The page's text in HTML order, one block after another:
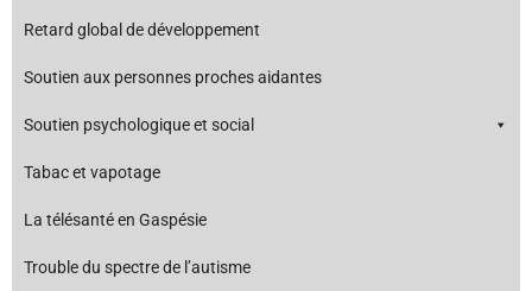
Retard global de développement
Soutien aux personnes proches aidantes
Soutien psychologique et social
Tabac et vapotage
La télésanté en Gaspésie
Trouble du spectre de l’autisme